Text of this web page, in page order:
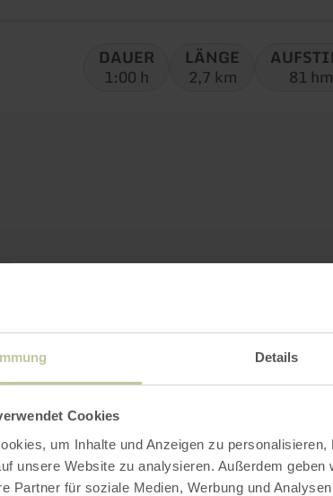
Details
Cookies
um Inhalte und Anzeigen zu
unsere Website zu analysieren. Außerdem
Partner für soziale Medien, Werbung und
Tour:
DAUER
1:00 h
LÄNGE
2,7 km
81 hm